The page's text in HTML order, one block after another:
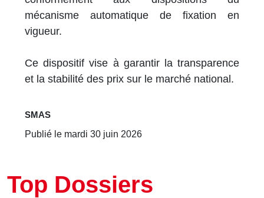
mécanisme automatique de fixation en
vigueur.
Ce dispositif vise à garantir la transparence
et la stabilité des prix sur le marché national.
SMAS
Publié le mardi 30 juin 2026
Top Dossiers